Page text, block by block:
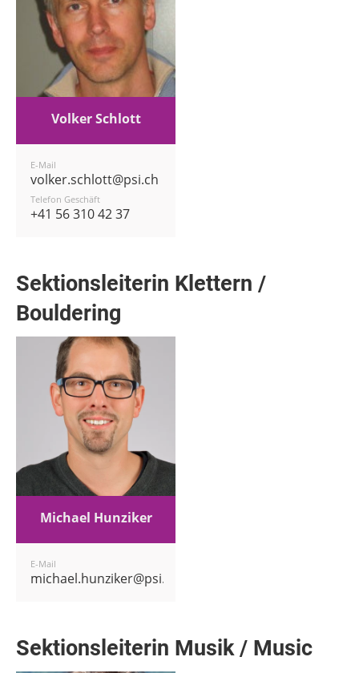
Volker Schlott
E-Mail
volker.schlott@psi.ch
Telefon Geschäft
+41 56 310 42 37
Sektionsleiterin Klettern /
Bouldering
Michael Hunziker
E-Mail
michael.hunziker@psi.ch
Sektionsleiterin Musik / Music